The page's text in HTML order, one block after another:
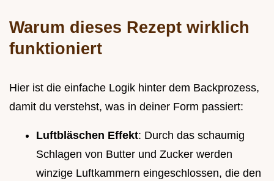
Warum dieses Rezept wirklich
funktioniert
Hier ist die einfache Logik hinter dem Backprozess,
damit du verstehst, was in deiner Form passiert:
Luftbläschen Effekt: Durch das schaumig
Schlagen von Butter und Zucker werden
winzige Luftkammern eingeschlossen, die den